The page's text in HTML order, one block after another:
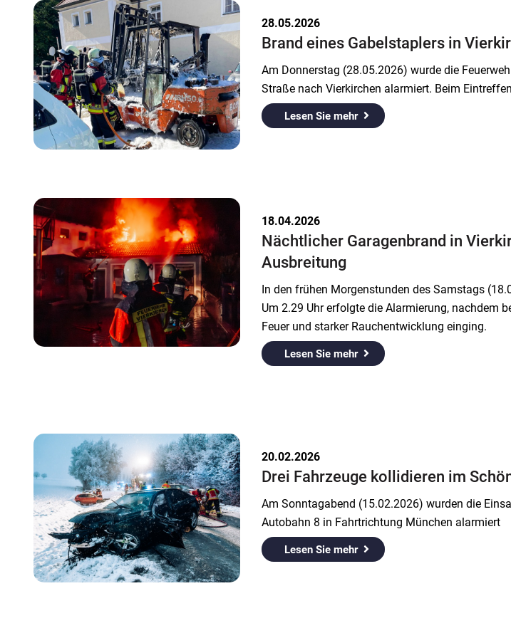
28.05.2026
Brand eines Gabelstaplers in
Am Donnerstag (28.05.2026) wurde die
Straße nach Vierkirchen alarmiert. Beim
Lesen Sie mehr
18.04.2026
Nächtlicher Garagenbrand in
Ausbreitung
In den frühen Morgenstunden des Samstags
Um 2.29 Uhr erfolgte die Alarmierung, nachdem
Feuer und starker Rauchentwicklung einging.
Lesen Sie mehr
20.02.2026
Drei Fahrzeuge kollidieren im
Am Sonntagabend (15.02.2026) wurden die
Autobahn 8 in Fahrtrichtung München alarmiert
Lesen Sie mehr